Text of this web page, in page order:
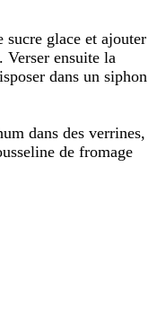
glace et ajouter
Verser ensuite la
dans un siphon
dans des verrines,
de fromage